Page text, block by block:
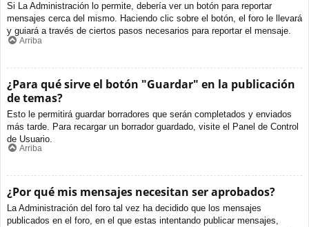
Si La Administración lo permite, debería ver un botón para reportar
mensajes cerca del mismo. Haciendo clic sobre el botón, el foro le llevará
y guiará a través de ciertos pasos necesarios para reportar el mensaje.
Arriba
¿Para qué sirve el botón "Guardar" en la publicación
de temas?
Esto le permitirá guardar borradores que serán completados y enviados
más tarde. Para recargar un borrador guardado, visite el Panel de Control
de Usuario.
Arriba
¿Por qué mis mensajes necesitan ser aprobados?
La Administración del foro tal vez ha decidido que los mensajes
publicados en el foro, en el que estas intentando publicar mensajes,